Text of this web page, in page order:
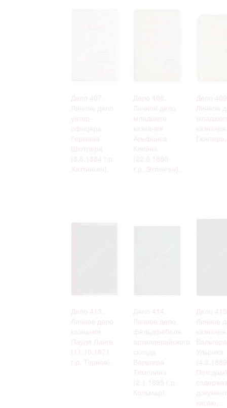
Дело 407.
Личное дело
унтер-
офицера
Германа
Шютлера
(8.8.1884 г.р.
Хаттинген).
Дело 408.
Личное дело
младшего
казначея
Альфонса
Клейна
(22.6.1880
г.р. Эттинген).
Дело
Личное
казначея
Гюнтера.
Дело 413.
Личное дело
казначея
Пауля Ланге
(11.10.1871
г.р. Торнов).
Дело 414.
Личное дело
фельдфебеля
артиллерийского
склада
Вальтера
Темплина
(2.1.1895 г.р.
Кольмар).
Дело
Личное
казначея
Вальтера
Ульриха
касаю...